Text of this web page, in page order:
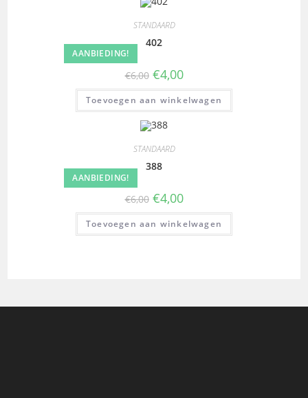
AANBIEDING!
STANDAARD
402
€6,00 €4,00
Toevoegen aan winkelwagen
AANBIEDING!
STANDAARD
388
€6,00 €4,00
Toevoegen aan winkelwagen